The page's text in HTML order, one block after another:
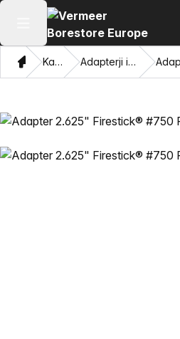
Odpri glavni meni
DomaKatalog Adapterji in vlečne oči